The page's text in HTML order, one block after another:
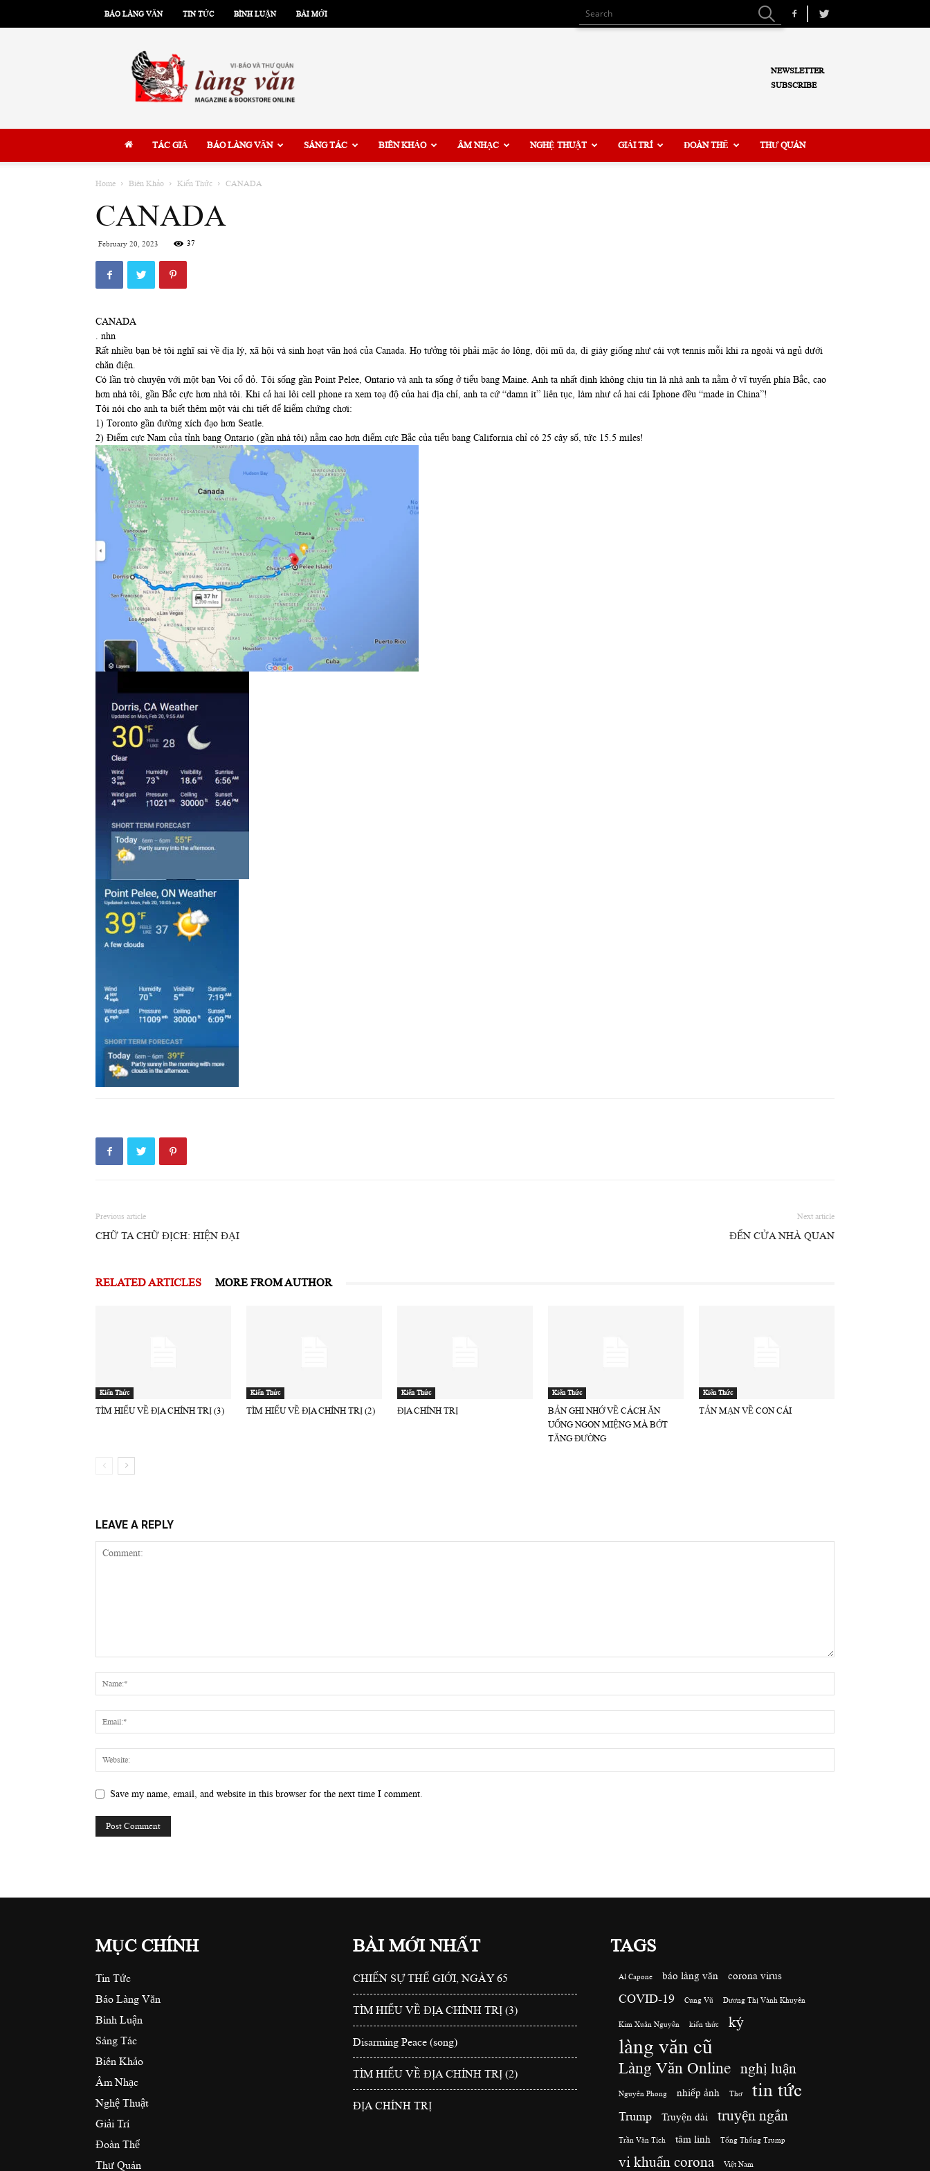
BÁO LÀNG VĂN TIN TỨC BÌNH LUẬN BÀI MỚI
Văn
NEWSLETTER
SUBSCRIBE
TÁC GIẢ BÁO LÀNG VĂN SÁNG TÁC BIÊN KHẢO ÂM NHẠC NGHỆ THUẬT GIẢI TRÍ ĐOÀN THỂ THƯ QUÁN
Home Biên Khảo Kiến Thức CANADA
CANADA
February 20, 2023 37
CANADA
. nhn
Rất nhiều bạn bè tôi nghĩ sai về địa lý, xã hội và sinh hoạt văn hoá của Canada. Họ tưởng tôi phải mặc áo lông, đội mũ da, đi giày giống như cái vợt tennis mỗi khi ra ngoài và ngủ dưới
chăn điện.
Có lần trò chuyện với một bạn Voi cổ đỏ. Tôi sống gần Point Pelee, Ontario và anh ta sống ở tiểu bang Maine. Anh ta nhất định không chịu tin là nhà anh ta nằm ở vĩ tuyến phía Bắc, cao
hơn nhà tôi, gần Bắc cực hơn nhà tôi. Khi cả hai lôi cell phone ra xem toạ độ của hai địa chỉ, anh ta cứ “damn it” liên tục, làm như cả hai cái Iphone đều “made in China”!
Tôi nói cho anh ta biết thêm một vài chi tiết để kiểm chứng chơi:
1) Toronto gần đường xích đạo hơn Seatle.
2) Điểm cực Nam của tỉnh bang Ontario (gần nhà tôi) nằm cao hơn điểm cực Bắc của tiểu bang California chỉ có 25 cây số, tức 15.5 miles!
Previous article
CHỮ TA CHỮ ĐỊCH: HIỆN ĐẠI
Next article
ĐẾN CỬA NHÀ QUAN
RELATED ARTICLES MORE FROM AUTHOR
Kiến Thức
TÌM HIỂU VỀ ĐỊA CHÍNH TRỊ (3)
Kiến Thức
TÌM HIỂU VỀ ĐỊA CHÍNH TRỊ (2)
Kiến Thức
ĐỊA CHÍNH TRỊ
Kiến Thức
BẢN GHI NHỚ VỀ CÁCH ĂN
UỐNG NGON MIỆNG MÀ BỚT
TĂNG ĐƯỜNG
Kiến Thức
TẢN MẠN VỀ CON CÁI
LEAVE A REPLY
Save my name, email, and website in this browser for the next time I comment.
MỤC CHÍNH
Tin Tức
Báo Làng Văn
Bình Luận
Sáng Tác
Biên Khảo
Âm Nhạc
Nghệ Thuật
Giải Trí
Đoàn Thể
Thư Quán
BÀI MỚI NHẤT
CHIẾN SỰ THẾ GIỚI, NGÀY 65
TÌM HIỂU VỀ ĐỊA CHÍNH TRỊ (3)
Disarming Peace (song)
TÌM HIỂU VỀ ĐỊA CHÍNH TRỊ (2)
ĐỊA CHÍNH TRỊ
TAGS
Al Capone báo làng văn corona virus
COVID-19 Cung Vũ Dương Thị Vành Khuyên
Kim Xuân Nguyễn kiến thức ký
làng văn cũ
Làng Văn Online nghị luận
Nguyên Phong nhiếp ảnh Thơ tin tức
Trump Truyện dài truyện ngắn
Trần Văn Tích tâm linh Tổng Thống Trump
vi khuẩn corona Việt Nam